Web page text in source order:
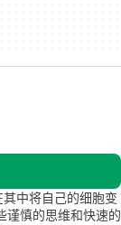
中将自己的细胞变
谨慎的思维和快速的